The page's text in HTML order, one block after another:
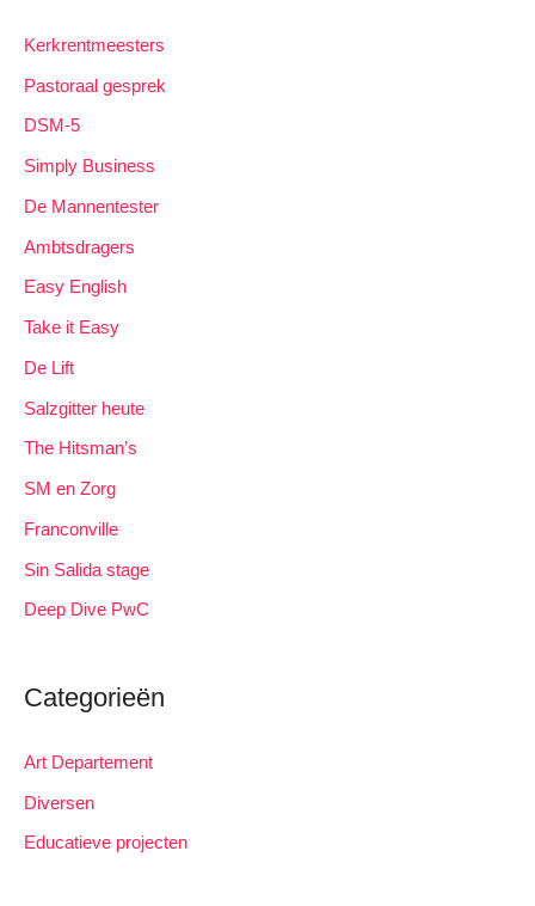
a
a
r
Kerkrentmeesters
Pastoraal gesprek
DSM-5
Simply Business
De Mannentester
Ambtsdragers
Easy English
Take it Easy
De Lift
Salzgitter heute
The Hitsman’s
SM en Zorg
Franconville
Sin Salida stage
Deep Dive PwC
Categorieën
Art Departement
Diversen
Educatieve projecten